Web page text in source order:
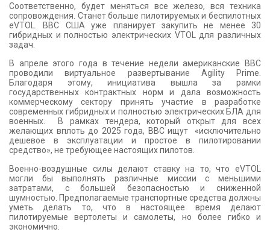
Соответственно, будет меняться все железо, вся техника
сопровождения. Станет больше пилотируемых и беспилотных
eVTOL. ВВС США уже планирует закупить не менее 30
гибридных и полностью электрических VTOL для различных
задач.
В апреле этого года в течение недели американские ВВС
проводили виртуальное развертывание Agility Prime.
Благодаря этому, инициатива вышла за рамки
государственных контрактных норм и дала возможность
коммерческому сектору принять участие в разработке
современных гибридных и полностью электрических БЛА для
военных. В рамках тендера, который открыт для всех
желающих вплоть до 2025 года, ВВС ищут «исключительно
дешевое в эксплуатации и простое в пилотировании
средство», не требующее настоящих пилотов.
Военно-воздушные силы делают ставку на то, что eVTOL
могли бы выполнять различные миссии с меньшими
затратами, с большей безопасностью и сниженной
шумностью. Предполагаемые транспортные средства должны
уметь делать то, что в настоящее время делают
пилотируемые вертолеты и самолеты, но более гибко и
экономично.